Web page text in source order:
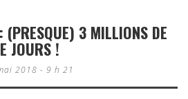
(PRESQUE) 3 MILLIONS DE
JOURS !
2018 - 9 h 21